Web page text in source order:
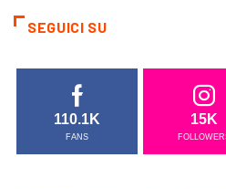
SEGUICI SU
110.1K
FANS
15K